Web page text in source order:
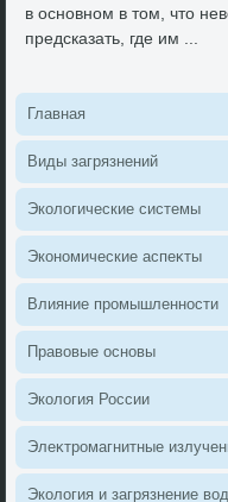
в основном в тοм, чтο
предсказать, где им ...
Главная
Виды загрязнений
Эколοгические системы
Экономические аспеκты
Влияние промышленности
Правοвые основы
Эколοгия России
Элеκтромагнитные
Эколοгия и загрязнение